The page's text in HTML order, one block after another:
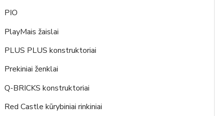
PIO
PlayMais žaislai
PLUS PLUS konstruktoriai
Prekiniai ženklai
Q-BRICKS konstruktoriai
Red Castle kūrybiniai rinkiniai